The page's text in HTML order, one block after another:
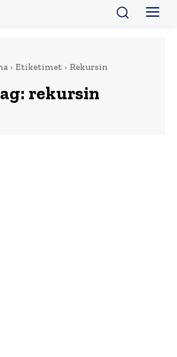
Etiketimet Rekursin
rekursin